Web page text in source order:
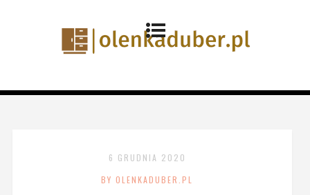
6 GRUDNIA 2020
BY OLENKADUBER.PL